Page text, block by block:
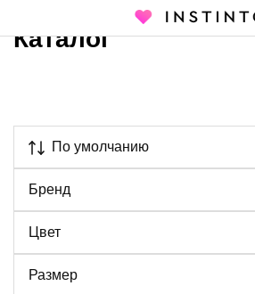
Каталог
Каталог
По умолчанию
Бренд
Цвет
Размер